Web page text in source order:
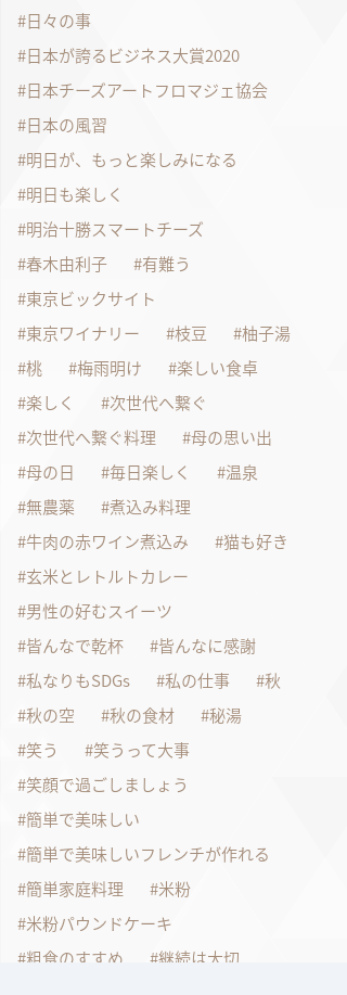
日々の事
日本が誇るビジネス大賞2020
日本チーズアートフロマジェ協会
日本の風習
明日が、もっと楽しみになる
明日も楽しく
明治十勝スマートチーズ
春木由利子
有難う
東京ビックサイト
東京ワイナリー
枝豆
柚子湯
桃
梅雨明け
楽しい食卓
楽しく
次世代へ繋ぐ
次世代へ繋ぐ料理
母の思い出
母の日
毎日楽しく
温泉
無農薬
煮込み料理
牛肉の赤ワイン煮込み
猫も好き
玄米とレトルトカレー
男性の好むスイーツ
皆んなで乾杯
皆んなに感謝
私なりもSDGs
私の仕事
秋
秋の空
秋の食材
秘湯
笑う
笑うって大事
笑顔で過ごしましょう
簡単で美味しい
簡単で美味しいフレンチが作れる
簡単家庭料理
米粉
米粉パウンドケーキ
粗食のすすめ
継続は大切